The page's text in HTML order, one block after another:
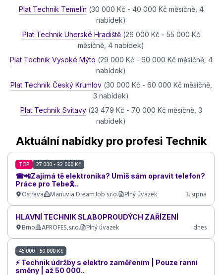
Plat Technik Temelín (30 000 Kč - 40 000 Kč měsíčně, 4
nabídek)
Plat Technik Uherské Hradiště (26 000 Kč - 55 000 Kč
měsíčně, 4 nabídek)
Plat Technik Vysoké Mýto (29 000 Kč - 60 000 Kč měsíčně, 4
nabídek)
Plat Technik Český Krumlov (30 000 Kč - 60 000 Kč měsíčně,
3 nabídek)
Plat Technik Svitavy (23 479 Kč - 70 000 Kč měsíčně, 3
nabídek)
Aktuální nabídky pro profesi Technik
TOP 27 000 - 32 000 Kč
☎📲Zajimá tě elektronika? Umíš sám opravit telefon?
Práce pro Tebe🎗..
Ostrava Manuvia DreamJob s.r.o. Plný úvazek 3. srpna
HLAVNÍ TECHNIK SLABOPROUDÝCH ZAŘÍZENÍ
Brno APROFES,s.r.o. Plný úvazek dnes
45 000 - 50 000 Kč
⚡ Technik údržby s elektro zaměřením | Pouze ranní
směny | až 50 000..